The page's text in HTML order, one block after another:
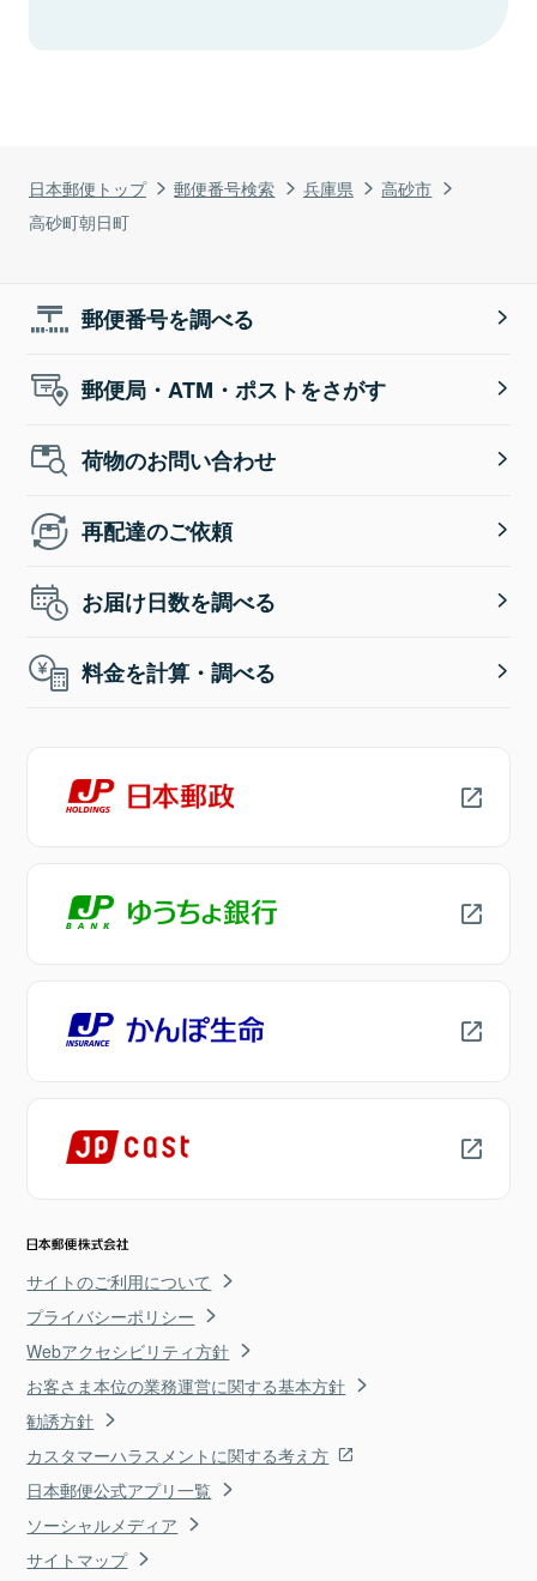
日本郵便トップ 郵便番号検索 兵庫県
高砂市
高砂町朝日町
郵便番号を調べる
郵便局・ATM・ポストをさがす
荷物のお問い合わせ
再配達のご依頼
お届け日数を調べる
料金を計算・調べる
サイトのご利用について
プライバシーポリシー
Webアクセシビリティ方針
お客さま本位の業務運営に関する基本方針
勧誘方針
カスタマーハラスメントに関する考え方
日本郵便公式アプリ一覧
ソーシャルメディア
サイトマップ